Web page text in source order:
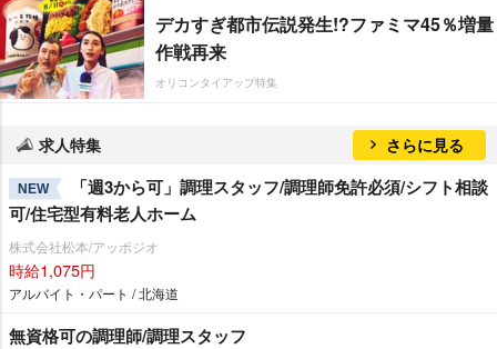
デカすぎ都市伝説発生!?ファミマ45％増量
作戦再来
オリコンタイアップ特集
求人特集 さらに見る
NEW
「週3から可」調理スタッフ/調理師免許必須/シフト相談
可/住宅型有料老人ホーム
株式会社松本/アッポジオ
時給1,075円
アルバイト・パート / 北海道
無資格可の調理師/調理スタッフ